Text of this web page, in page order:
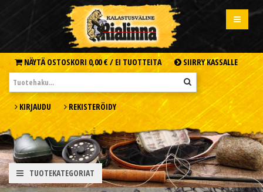
NÄYTÄ OSTOSKORI 0,00 € / EI TUOTTEITA SIIRRY KASSALLE
KIRJAUDU REKISTERÖIDY
TUOTEKATEGORIAT